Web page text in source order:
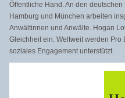
Öffentliche Hand. An den
Hamburg und München arbeiten
Anwältinnen und Anwälte. Hogan
Gleichheit ein. Weltweit werden
soziales Engagement unterstützt.